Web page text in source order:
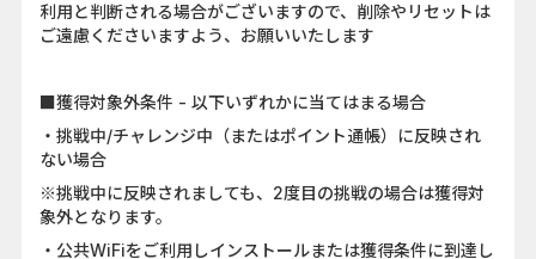
利用と判断される場合がございますので、削除やリセットは
ご遠慮くださいますよう、お願いいたします
■獲得対象外条件 - 以下いずれかに当てはまる場合
・挑戦中/チャレンジ中（またはポイント通帳）に反映され
ない場合
※挑戦中に反映されましても、2度目の挑戦の場合は獲得対
象外となります。
・公共WiFiをご利用しインストールまたは獲得条件に到達し